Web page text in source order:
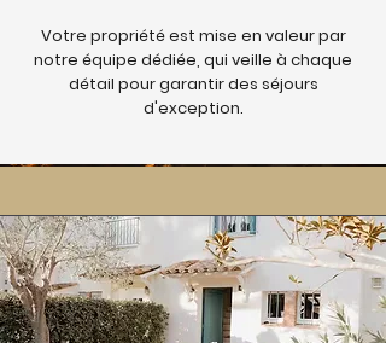
Votre propriété est mise en valeur par
notre équipe dédiée, qui veille à chaque
détail pour garantir des séjours
d'exception.